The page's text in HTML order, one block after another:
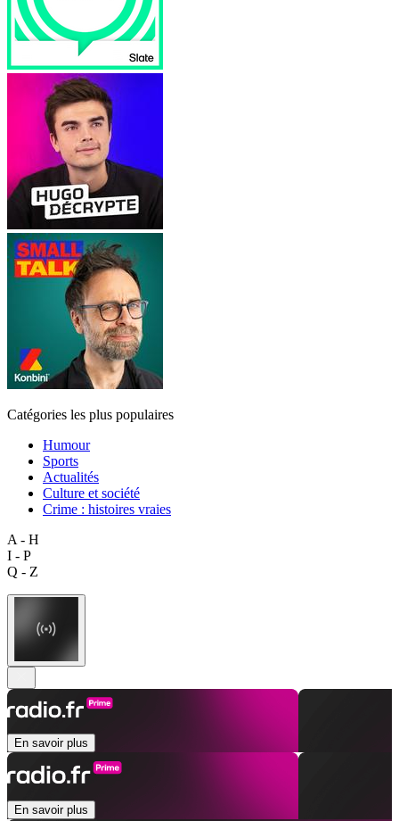
Catégories les plus populaires
Humour
Sports
Actualités
Culture et société
Crime : histoires vraies
A - H
I - P
Q - Z
En savoir plus
En savoir plus